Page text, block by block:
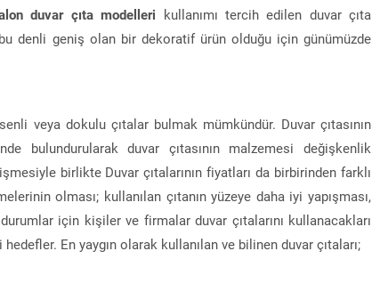
duvar çıta modelleri
kullanımı tercih edilen duvar çıta
bu denli geniş olan bir dekoratif ürün olduğu için günümüzde
veya dokulu çıtalar bulmak mümkündür. Duvar çıtasının
bulundurularak duvar çıtasının malzemesi değişkenlik
birlikte Duvar çıtalarının fiyatları da birbirinden farklı
olması; kullanılan çıtanın yüzeye daha iyi yapışması,
için kişiler ve firmalar duvar çıtalarını kullanacakları
En yaygın olarak kullanılan ve bilinen duvar çıtaları;